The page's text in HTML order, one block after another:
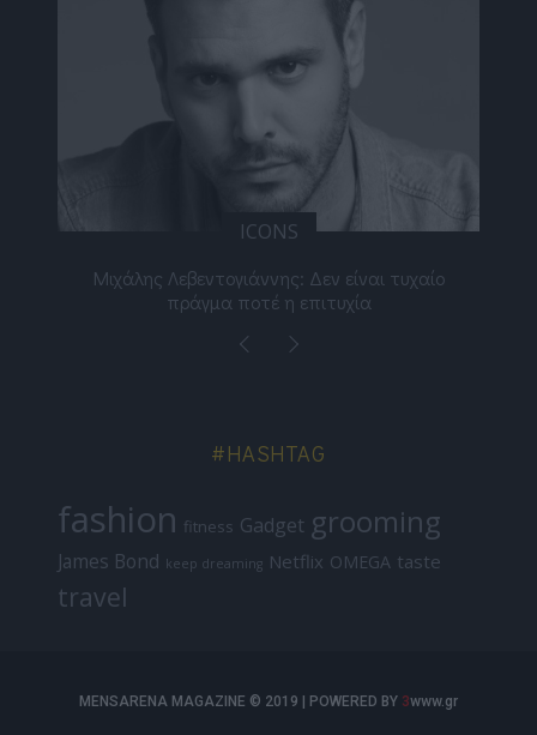
ICONS
Μιχάλης Λεβεντογιάννης: Δεν είναι τυχαίο
πράγμα ποτέ η επιτυχία
#HASHTAG
fashion fitness Gadget grooming
James Bond keep dreaming Netflix OMEGA taste
travel
MENSARENA MAGAZINE © 2019 | POWERED BY 3www.gr